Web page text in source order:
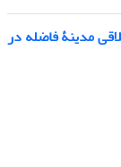
مدینۀ فاضله در